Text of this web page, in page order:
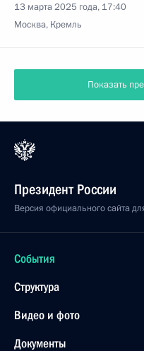
13 марта 2025 года, 17:40
Москва, Кремль
Показать
Президент России
Версия официального сайта
События
Структура
Видео и фото
Документы